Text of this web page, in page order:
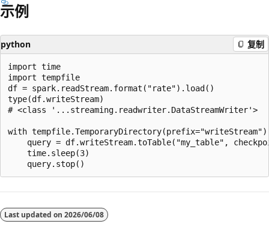
示例
python 复制
import time
import tempfile
df = spark.readStream.format("rate").load()
type(df.writeStream)
# <class '...streaming.readwriter.DataStreamWriter'>
with
query = df.writeStream.toTable("my_table",
    time.sleep(3)
模Last updated on 2026/06/08